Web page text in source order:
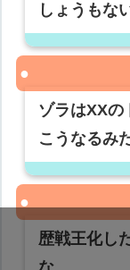
しょうもな
ゾラはXXの
こうなるみ
歴戦王化し